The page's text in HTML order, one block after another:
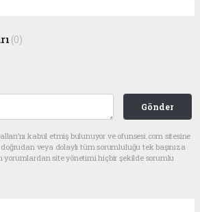
(0)
Gönder
kabul etmiş bulunuyor ve ofunsesi.com sitesine
veya dolaylı tüm sorumluluğu tek başınıza
yorumlardan site yönetimi hiçbir şekilde sorumlu